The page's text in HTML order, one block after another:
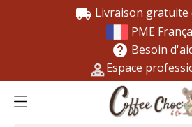
local_shipping Livraison gratuite
PME
help Besoin
Espace